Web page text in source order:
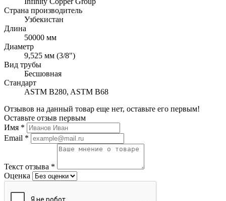
Страна производитель
Узбекистан
Длина
50000 мм
Диаметр
9,525 мм (3/8")
Вид трубы
Бесшовная
Стандарт
ASTM B280, ASTM B68
Отзывов на данный товар еще нет, оставьте его первым!
Оставьте отзыв первым
Имя *
Email *
Текст отзыва *
Оценка